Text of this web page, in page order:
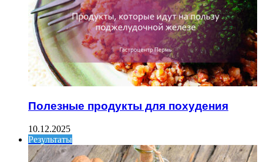
Полезные продукты для похудения
10.12.2025
Результаты